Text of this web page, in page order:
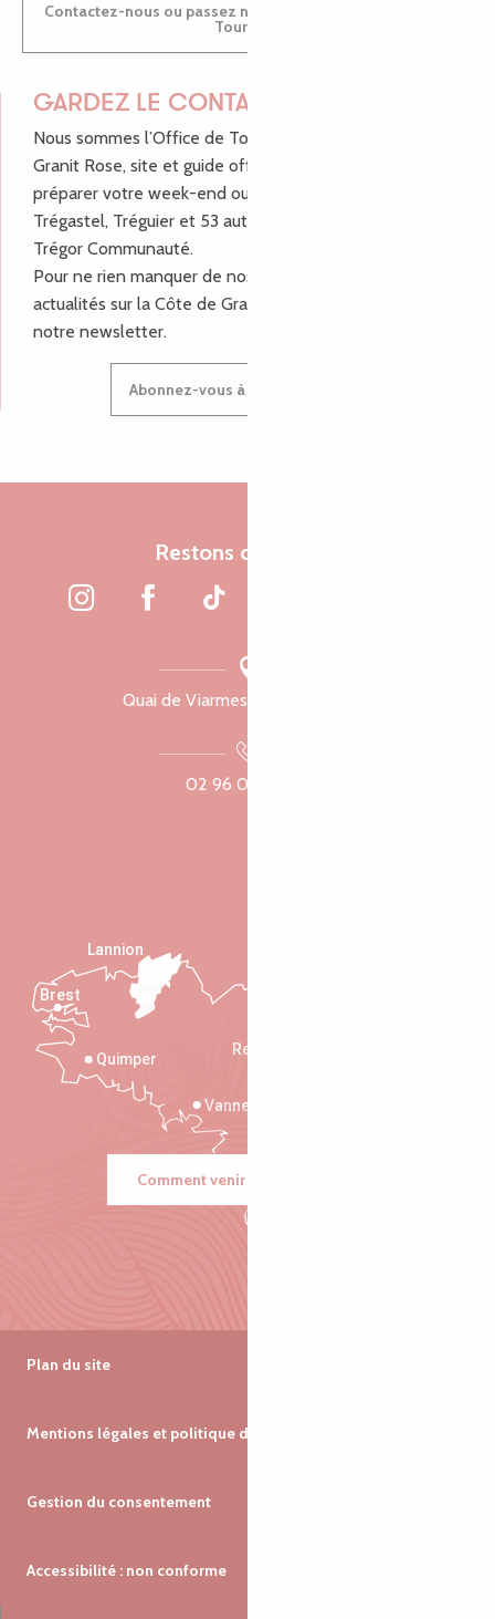
Contactez-nous ou passez nous voir dans nos Offices de
Tourisme
GARDEZ LE CONTACT !
Nous sommes l’Office de Tourisme Bretagne - Côte de
Granit Rose, site et guide officiel pour vous aider à
préparer votre week-end ou vos vacances à Lannion,
Trégastel, Tréguier et 53 autres communes de Lannion-
Trégor Communauté.
Pour ne rien manquer de nos bons plans et nos
actualités sur la Côte de Granit Rose, inscrivez-vous à
notre newsletter.
Abonnez-vous à notre newsletter
Restons connectés
Quai de Viarmes, 22300 Lannion
02 96 05 60 70
Rennes
Vannes
Quimper
Lannion
Brest
Comment venir ?
Plan du site
Mentions légales et politique de confidentialité
Gestion du consentement
Accessibilité : non conforme